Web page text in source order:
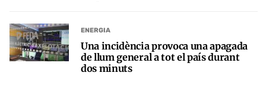
ENERGIA
Una incidència provoca una apagada
de llum general a tot el país durant
dos minuts